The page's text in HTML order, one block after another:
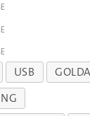
USB